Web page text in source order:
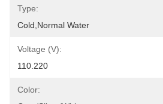
Type:
Cold,normal Water
Voltage (v):
110.220
Color: